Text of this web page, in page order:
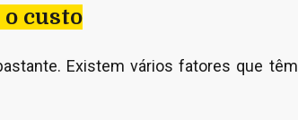
custo
Existem vários fatores que têm